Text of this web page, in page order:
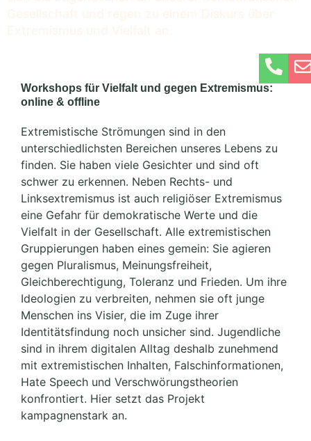
Workshops für Vielfalt und gegen Extremismus:
online & offline
Extremistische Strömungen sind in den
unterschiedlichsten Bereichen unseres Lebens zu
finden. Sie haben viele Gesichter und sind oft
schwer zu erkennen. Neben Rechts- und
Linksextremismus ist auch religiöser Extremismus
eine Gefahr für demokratische Werte und die
Vielfalt in der Gesellschaft. Alle extremistischen
Gruppierungen haben eines gemein: Sie agieren
gegen Pluralismus, Meinungsfreiheit,
Gleichberechtigung, Toleranz und Frieden. Um ihre
Ideologien zu verbreiten, nehmen sie oft junge
Menschen ins Visier, die im Zuge ihrer
Identitätsfindung noch unsicher sind. Jugendliche
sind in ihrem digitalen Alltag deshalb zunehmend
mit extremistischen Inhalten, Falschinformationen,
Hate Speech und Verschwörungstheorien
konfrontiert. Hier setzt das Projekt
kampagnenstark an.